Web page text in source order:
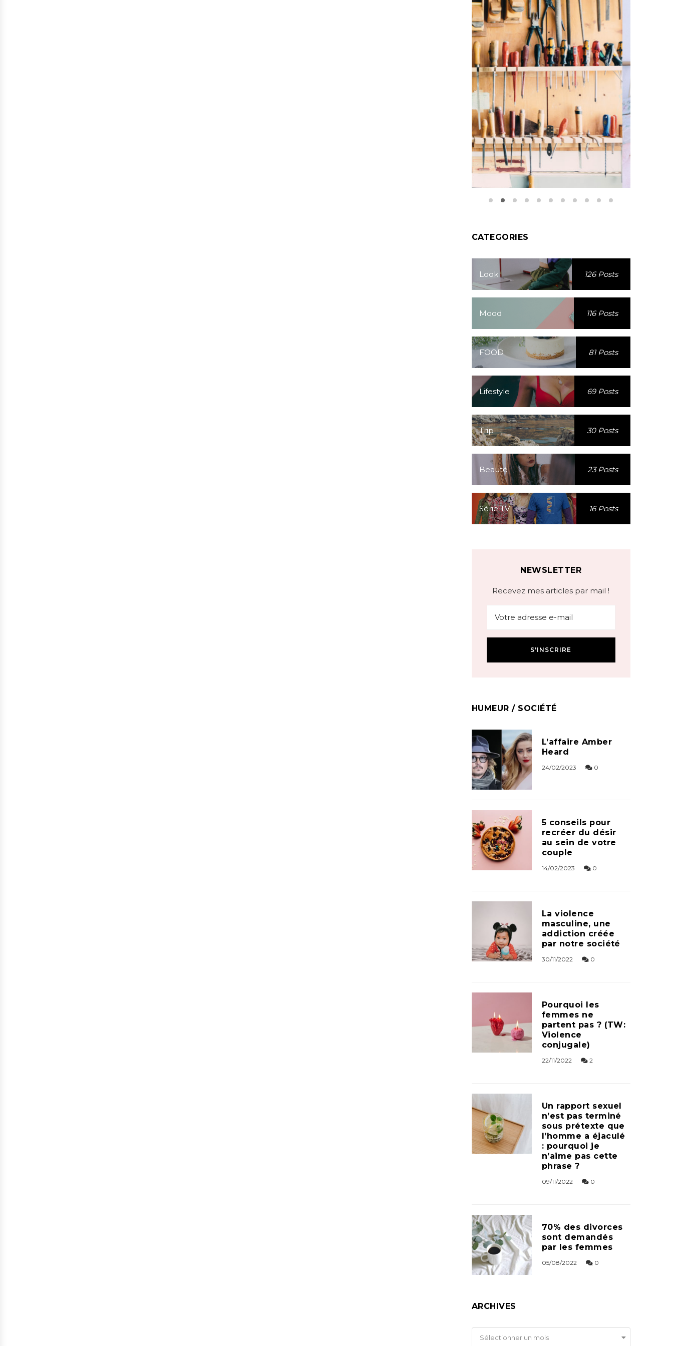
CATEGORIES
Look 126 Posts
Mood 116 Posts
FOOD 81 Posts
Lifestyle 69 Posts
Trip 30 Posts
Beauté 23 Posts
Série TV 16 Posts
NEWSLETTER
Recevez mes articles par mail !
HUMEUR / SOCIÉTÉ
L’affaire Amber
Heard
24/02/2023 0
5 conseils pour
recréer du désir
au sein de votre
couple
14/02/2023 0
La violence
masculine, une
addiction créée
par notre société
30/11/2022 0
Pourquoi les
femmes ne
partent pas ? (TW:
Violence
conjugale)
22/11/2022 2
Un rapport sexuel
n’est pas terminé
sous prétexte que
l’homme a éjaculé
: pourquoi je
n’aime pas cette
phrase ?
09/11/2022 0
70% des divorces
sont demandés
par les femmes
05/08/2022 0
ARCHIVES
Archives
Sélectionner un mois